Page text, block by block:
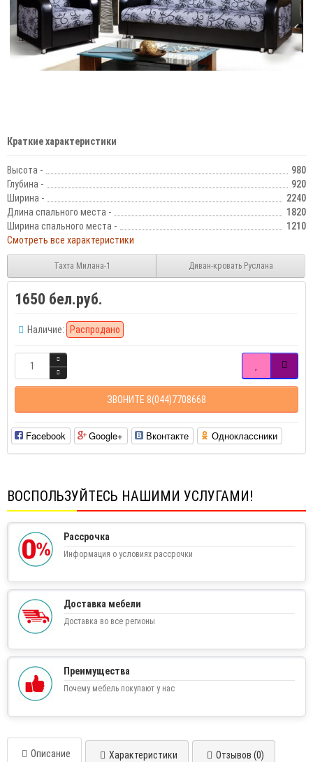
Краткие характеристики
Высота -
980
Глубина -
920
Ширина -
2240
Длина спального места -
1820
Ширина спального места -
1210
Смотреть все характеристики
Тахта Милана-1 Диван-кровать Руслана
1650 бел.руб.
Наличие: Распродано
ЗВОНИТЕ 8(044)7708668
Facebook Google+ Вконтакте Одноклассники
ВОСПОЛЬЗУЙТЕСЬ НАШИМИ УСЛУГАМИ!
Рассрочка
Информация о условиях рассрочки
Доставка мебели
Доставка во все регионы
Преимущества
Почему мебель покупают у нас
Описание Характеристики Отзывов (0)